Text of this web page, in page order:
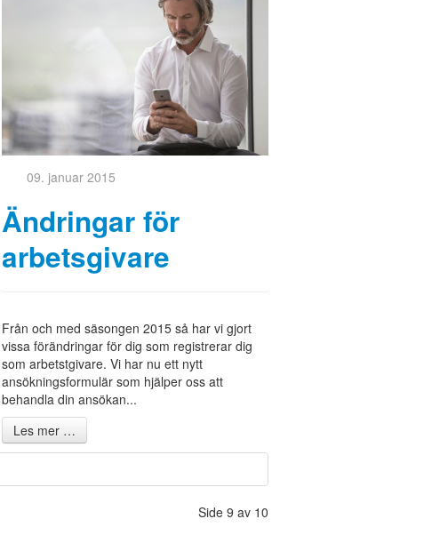
09. januar 2015
Ändringar för
arbetsgivare
Från och med säsongen 2015 så har vi gjort
vissa förändringar för dig som registrerar dig
som arbetstgivare. Vi har nu ett nytt
ansökningsformulär som hjälper oss att
behandla din ansökan...
Les mer …
Side 9 av 10